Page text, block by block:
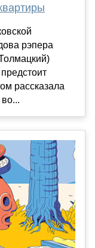
рэпера
рассказала